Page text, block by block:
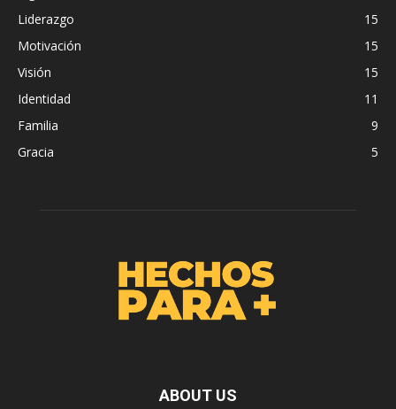
Liderazgo
15
Motivación
15
Visión
15
Identidad
11
Familia
9
Gracia
5
ABOUT US